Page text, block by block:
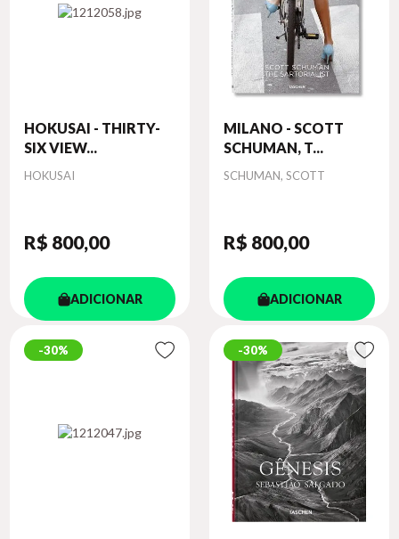
HOKUSAI - THIRTY-
SIX VIEW...
Autor
HOKUSAI
R$ 800,00
ADICIONAR
MILANO - SCOTT
SCHUMAN, T...
Autor
SCHUMAN, SCOTT
R$ 800,00
ADICIONAR
30% 30%